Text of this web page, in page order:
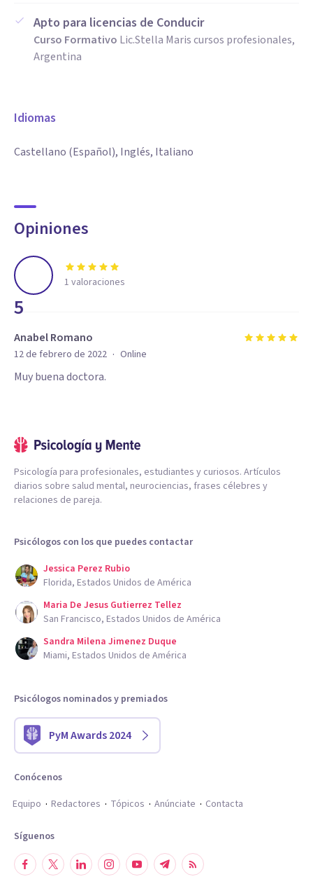
Apto para licencias de Conducir
Curso Formativo Lic.Stella Maris cursos profesionales,
Argentina
Idiomas
Castellano (Español), Inglés, Italiano
Opiniones
5
1 valoraciones
Anabel Romano
12 de febrero de 2022 · Online
Muy buena doctora.
Psicología para profesionales, estudiantes y curiosos. Artículos
diarios sobre salud mental, neurociencias, frases célebres y
relaciones de pareja.
Psicólogos con los que puedes contactar
Jessica Perez Rubio
Florida, Estados Unidos de América
Maria De Jesus Gutierrez Tellez
San Francisco, Estados Unidos de América
Sandra Milena Jimenez Duque
Miami, Estados Unidos de América
Psicólogos nominados y premiados
PyM Awards 2024
Conócenos
Equipo
Redactores Tópicos Anúnciate Contacta
Síguenos